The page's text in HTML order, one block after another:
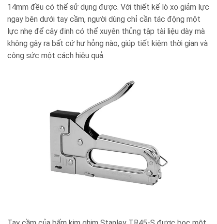
14mm đều có thể sử dụng được. Với thiết kế lò xo giảm lực
ngay bên dưới tay cầm, người dùng chỉ cần tác động một
lực nhẹ để cây đinh có thể xuyên thủng tập tài liệu dày mà
không gây ra bất cứ hư hỏng nào, giúp tiết kiệm thời gian và
công sức một cách hiệu quả.